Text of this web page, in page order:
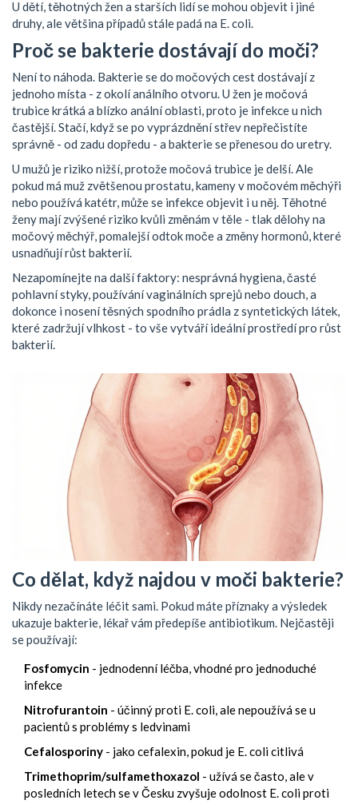
U dětí, těhotných žen a starších lidí se mohou objevit i jiné
druhy, ale většina případů stále padá na E. coli.
Proč se bakterie dostávají do moči?
Není to náhoda. Bakterie se do močových cest dostávají z
jednoho místa - z okolí análního otvoru. U žen je močová
trubice krátká a blízko anální oblasti, proto je infekce u nich
častější. Stačí, když se po vyprázdnění střev nepřečistíte
správně - od zadu dopředu - a bakterie se přenesou do uretry.
U mužů je riziko nižší, protože močová trubice je delší. Ale
pokud má muž zvětšenou prostatu, kameny v močovém měchýři
nebo používá katétr, může se infekce objevit i u něj. Těhotné
ženy mají zvýšené riziko kvůli změnám v těle - tlak dělohy na
močový měchýř, pomalejší odtok moče a změny hormonů, které
usnadňují růst bakterií.
Nezapomínejte na další faktory: nesprávná hygiena, časté
pohlavní styky, používání vaginálních sprejů nebo douch, a
dokonce i nosení těsných spodního prádla z syntetických látek,
které zadržují vlhkost - to vše vytváří ideální prostředí pro růst
bakterií.
Co dělat, když najdou v moči bakterie?
Nikdy nezačínáte léčit sami. Pokud máte příznaky a výsledek
ukazuje bakterie, lékař vám předepíše antibiotikum. Nejčastěji
se používají:
Fosfomycin - jednodenní léčba, vhodné pro jednoduché
infekce
Nitrofurantoin - účinný proti E. coli, ale nepoužívá se u
pacientů s problémy s ledvinami
Cefalosporiny - jako cefalexin, pokud je E. coli citlivá
Trimethoprim/sulfamethoxazol - užívá se často, ale v
posledních letech se v Česku zvyšuje odolnost E. coli proti